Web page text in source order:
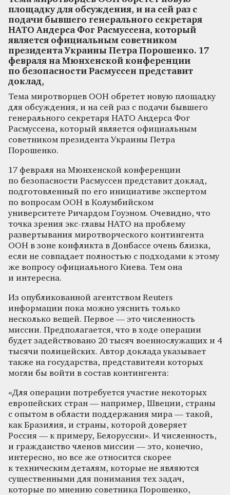
площадку для обсуждения, и на сей раз с
подачи бывшего генерального секретаря
НАТО Андерса Фог Расмуссена, который
является официальным советником
президента Украины Петра Порошенко. 17
февраля на Мюнхенской конференции
по безопасности Расмуссен представит
доклад,
Тема миротворцев ООН обретет новую площадку
для обсуждения, и на сей раз с подачи бывшего
генерального секретаря НАТО Андерса Фог
Расмуссена, который является официальным
советником президента Украины Петра
Порошенко.
17 февраля на Мюнхенской конференции
по безопасности Расмуссен представит доклад,
подготовленный по его инициативе экспертом
по вопросам ООН в Колумбийском
университете Ричардом Гоуэном. Очевидно, что
точка зрения экс-главы НАТО на проблему
развертывания миротворческого контингента
ООН в зоне конфликта в Донбассе очень близка,
если не совпадает полностью с подходами к этому
же вопросу официального Киева. Тем она
и интересна.
Из опубликованной агентством Reuters
информации пока можно уяснить только
несколько вещей. Первое — это численность
миссии. Предполагается, что в ходе операции
будет задействовано 20 тысяч военнослужащих и 4
тысячи полицейских. Автор доклада указывает
также на государства, представители которых
могли бы войти в состав контингента:
«Для операции потребуется участие некоторых
европейских стран — например, Швеции, страны
с опытом в области поддержания мира — такой,
как Бразилия, и страны, которой доверяет
Россия — к примеру, Белоруссии». И численность,
и гражданство членов миссии — это, конечно,
интересно, но все же относится скорее
к техническим деталям, которые не являются
существенными для понимания тех задач,
которые по мнению советника Порошенко,